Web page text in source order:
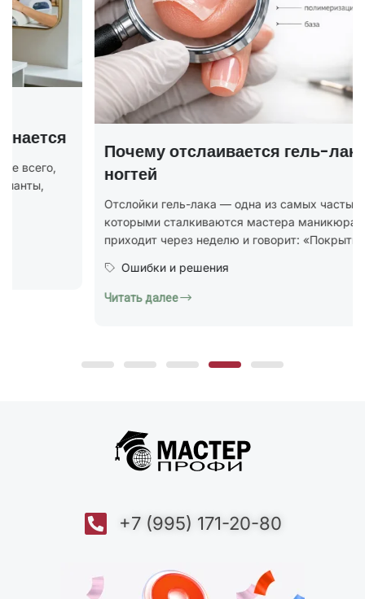
Почему отслаивается гель-лак от
ногтей
Отслойки гель-лака — одна из самых частых проблем, с
которыми сталкиваются мастера маникюра. Клиент
приходит через неделю и говорит: «Покрытие...
Ошибки и решения
+7 (995) 171-20-80